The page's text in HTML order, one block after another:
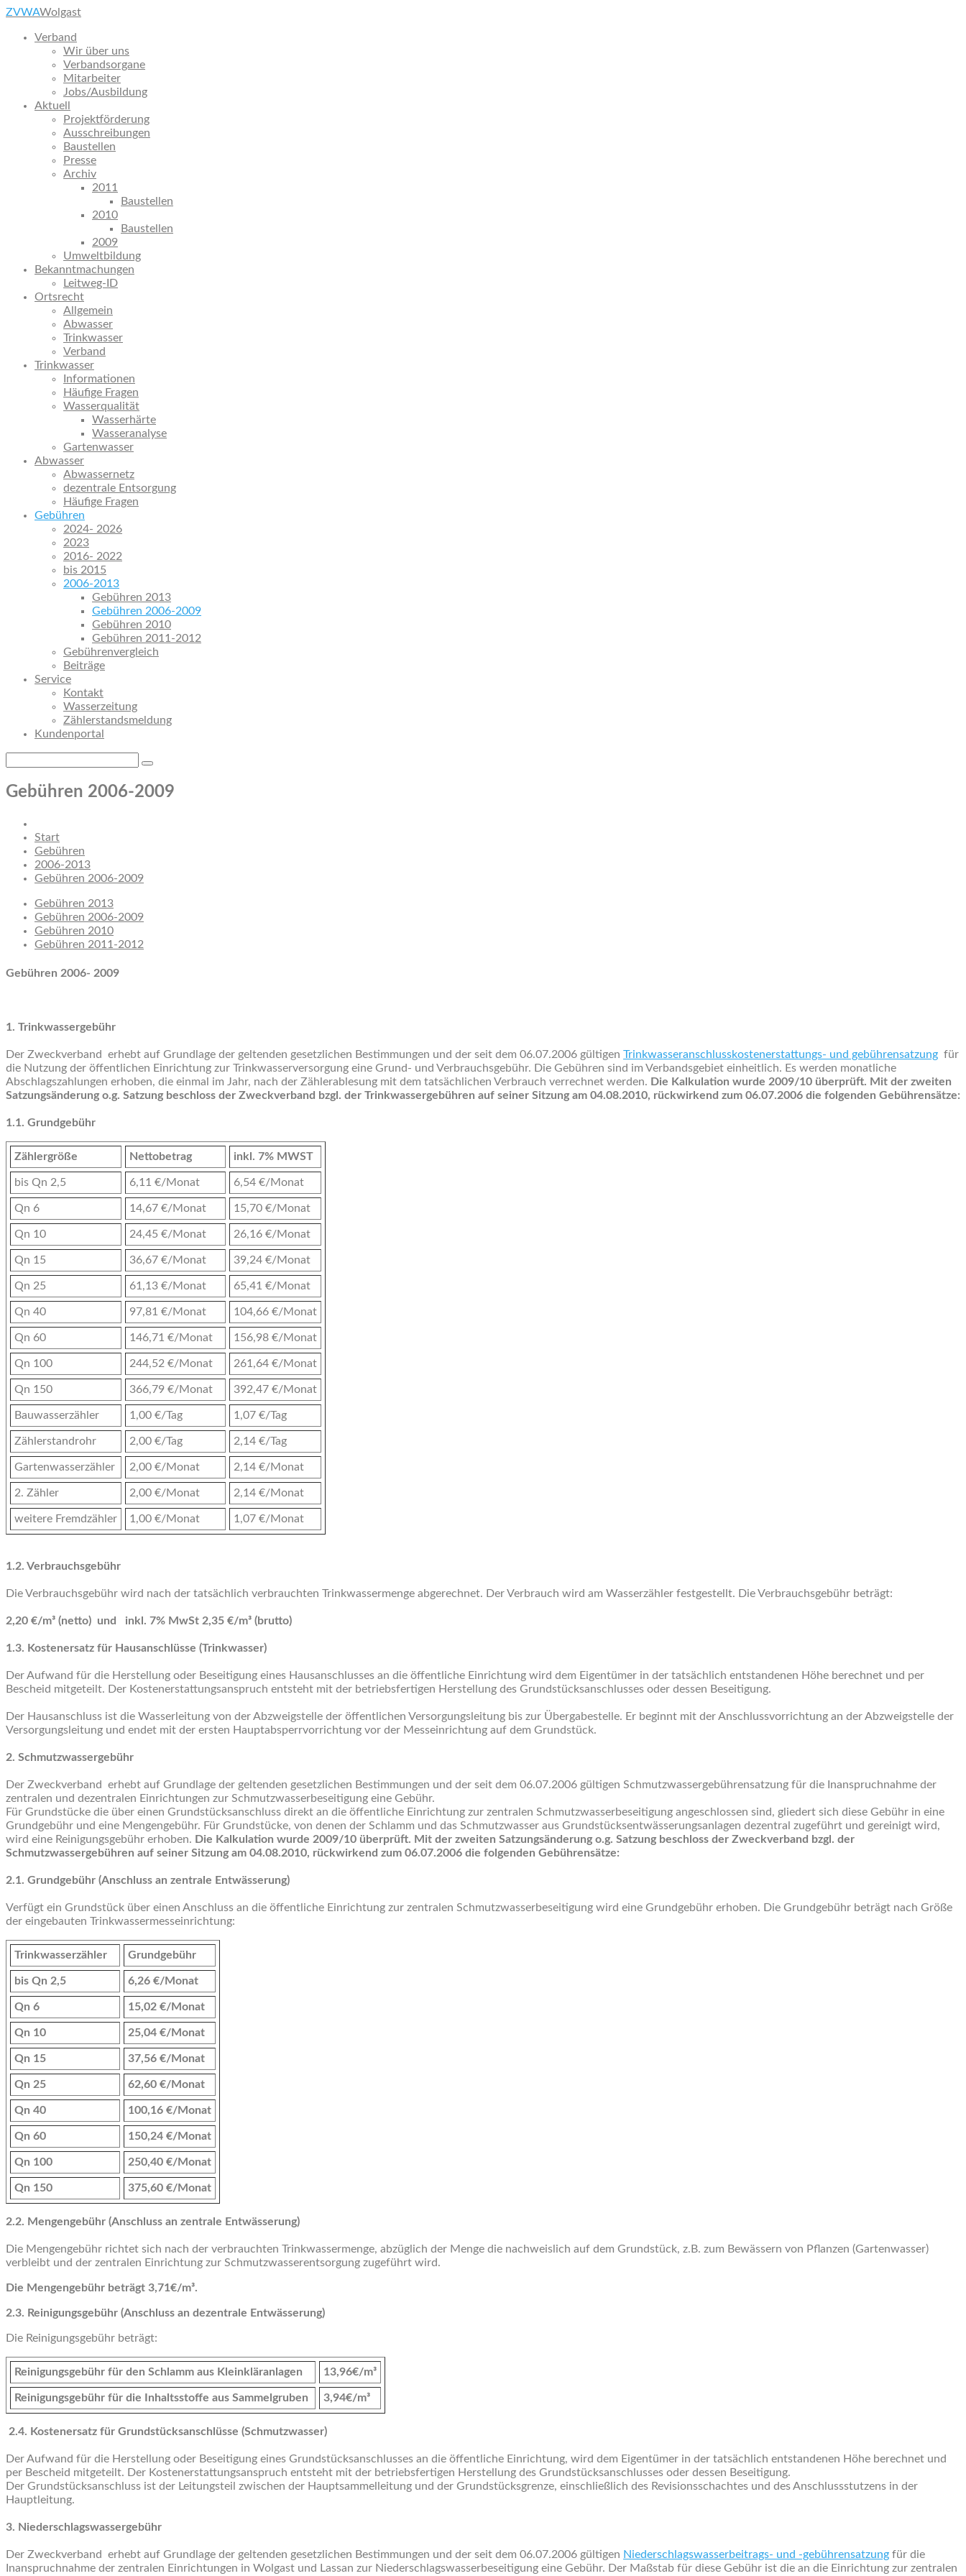
ZVWAWolgast
Verband
Wir über uns
Verbandsorgane
Mitarbeiter
Jobs/Ausbildung
Aktuell
Projektförderung
Ausschreibungen
Baustellen
Presse
Archiv
2011
Baustellen
2010
Baustellen
2009
Umweltbildung
Bekanntmachungen
Leitweg-ID
Ortsrecht
Allgemein
Abwasser
Trinkwasser
Verband
Trinkwasser
Informationen
Häufige Fragen
Wasserqualität
Wasserhärte
Wasseranalyse
Gartenwasser
Abwasser
Abwassernetz
dezentrale Entsorgung
Häufige Fragen
Gebühren
2024- 2026
2023
2016- 2022
bis 2015
2006-2013
Gebühren 2013
Gebühren 2006-2009
Gebühren 2010
Gebühren 2011-2012
Gebührenvergleich
Beiträge
Service
Kontakt
Wasserzeitung
Zählerstandsmeldung
Kundenportal
Gebühren 2006-2009
Start
Gebühren
2006-2013
Gebühren 2006-2009
Gebühren 2013
Gebühren 2006-2009
Gebühren 2010
Gebühren 2011-2012
Gebühren 2006- 2009
1. Trinkwassergebühr
Der Zweckverband erhebt auf Grundlage der geltenden gesetzlichen Bestimmungen und der seit dem 06.07.2006 gültigen Trinkwasseranschlusskostenerstattungs- und gebührensatzung für
die Nutzung der öffentlichen Einrichtung zur Trinkwasserversorgung eine Grund- und Verbrauchsgebühr. Die Gebühren sind im Verbandsgebiet einheitlich. Es werden monatliche
Abschlagszahlungen erhoben, die einmal im Jahr, nach der Zählerablesung mit dem tatsächlichen Verbrauch verrechnet werden. Die Kalkulation wurde 2009/10 überprüft. Mit der zweiten
Satzungsänderung o.g. Satzung beschloss der Zweckverband bzgl. der Trinkwassergebühren auf seiner Sitzung am 04.08.2010, rückwirkend zum 06.07.2006 die folgenden Gebührensätze:
1.1. Grundgebühr
Zählergröße Nettobetrag inkl. 7% MWST
bis Qn 2,5 6,11 €/Monat 6,54 €/Monat
Qn 6 14,67 €/Monat 15,70 €/Monat
Qn 10 24,45 €/Monat 26,16 €/Monat
Qn 15 36,67 €/Monat 39,24 €/Monat
Qn 25 61,13 €/Monat 65,41 €/Monat
Qn 40 97,81 €/Monat 104,66 €/Monat
Qn 60 146,71 €/Monat 156,98 €/Monat
Qn 100 244,52 €/Monat 261,64 €/Monat
Qn 150 366,79 €/Monat 392,47 €/Monat
Bauwasserzähler 1,00 €/Tag 1,07 €/Tag
Zählerstandrohr 2,00 €/Tag 2,14 €/Tag
Gartenwasserzähler 2,00 €/Monat 2,14 €/Monat
2. Zähler 2,00 €/Monat 2,14 €/Monat
weitere Fremdzähler 1,00 €/Monat 1,07 €/Monat
1.2. Verbrauchsgebühr
Die Verbrauchsgebühr wird nach der tatsächlich verbrauchten Trinkwassermenge abgerechnet. Der Verbrauch wird am Wasserzähler festgestellt. Die Verbrauchsgebühr beträgt:
2,20 €/m³ (netto) und inkl. 7% MwSt 2,35 €/m³ (brutto)
1.3. Kostenersatz für Hausanschlüsse (Trinkwasser)
Der Aufwand für die Herstellung oder Beseitigung eines Hausanschlusses an die öffentliche Einrichtung wird dem Eigentümer in der tatsächlich entstandenen Höhe berechnet und per
Bescheid mitgeteilt. Der Kostenerstattungsanspruch entsteht mit der betriebsfertigen Herstellung des Grundstücksanschlusses oder dessen Beseitigung.
Der Hausanschluss ist die Wasserleitung von der Abzweigstelle der öffentlichen Versorgungsleitung bis zur Übergabestelle. Er beginnt mit der Anschlussvorrichtung an der Abzweigstelle der
Versorgungsleitung und endet mit der ersten Hauptabsperrvorrichtung vor der Messeinrichtung auf dem Grundstück.
2. Schmutzwassergebühr
Der Zweckverband erhebt auf Grundlage der geltenden gesetzlichen Bestimmungen und der seit dem 06.07.2006 gültigen Schmutzwassergebührensatzung für die Inanspruchnahme der
zentralen und dezentralen Einrichtungen zur Schmutzwasserbeseitigung eine Gebühr.
Für Grundstücke die über einen Grundstücksanschluss direkt an die öffentliche Einrichtung zur zentralen Schmutzwasserbeseitigung angeschlossen sind, gliedert sich diese Gebühr in eine
Grundgebühr und eine Mengengebühr. Für Grundstücke, von denen der Schlamm und das Schmutzwasser aus Grundstücksentwässerungsanlagen dezentral zugeführt und gereinigt wird,
wird eine Reinigungsgebühr erhoben. Die Kalkulation wurde 2009/10 überprüft. Mit der zweiten Satzungsänderung o.g. Satzung beschloss der Zweckverband bzgl. der
Schmutzwassergebühren auf seiner Sitzung am 04.08.2010, rückwirkend zum 06.07.2006 die folgenden Gebührensätze:
2.1. Grundgebühr (Anschluss an zentrale Entwässerung)
Verfügt ein Grundstück über einen Anschluss an die öffentliche Einrichtung zur zentralen Schmutzwasserbeseitigung wird eine Grundgebühr erhoben. Die Grundgebühr beträgt nach Größe
der eingebauten Trinkwassermesseinrichtung:
Trinkwasserzähler Grundgebühr
bis Qn 2,5 6,26 €/Monat
Qn 6 15,02 €/Monat
Qn 10 25,04 €/Monat
Qn 15 37,56 €/Monat
Qn 25 62,60 €/Monat
Qn 40 100,16 €/Monat
Qn 60 150,24 €/Monat
Qn 100 250,40 €/Monat
Qn 150 375,60 €/Monat
2.2. Mengengebühr (Anschluss an zentrale Entwässerung)
Die Mengengebühr richtet sich nach der verbrauchten Trinkwassermenge, abzüglich der Menge die nachweislich auf dem Grundstück, z.B. zum Bewässern von Pflanzen (Gartenwasser)
verbleibt und der zentralen Einrichtung zur Schmutzwasserentsorgung zugeführt wird.
Die Mengengebühr beträgt 3,71€/m³.
2.3. Reinigungsgebühr (Anschluss an dezentrale Entwässerung)
Die Reinigungsgebühr beträgt:
Reinigungsgebühr für den Schlamm aus Kleinkläranlagen 13,96€/m³
Reinigungsgebühr für die Inhaltsstoffe aus Sammelgruben 3,94€/m³
2.4. Kostenersatz für Grundstücksanschlüsse (Schmutzwasser)
Der Aufwand für die Herstellung oder Beseitigung eines Grundstücksanschlusses an die öffentliche Einrichtung, wird dem Eigentümer in der tatsächlich entstandenen Höhe berechnet und
per Bescheid mitgeteilt. Der Kostenerstattungsanspruch entsteht mit der betriebsfertigen Herstellung des Grundstücksanschlusses oder dessen Beseitigung.
Der Grundstücksanschluss ist der Leitungsteil zwischen der Hauptsammelleitung und der Grundstücksgrenze, einschließlich des Revisionsschachtes und des Anschlussstutzens in der
Hauptleitung.
3. Niederschlagswassergebühr
Der Zweckverband erhebt auf Grundlage der geltenden gesetzlichen Bestimmungen und der seit dem 06.07.2006 gültigen Niederschlagswasserbeitrags- und -gebührensatzung für die
Inanspruchnahme der zentralen Einrichtungen in Wolgast und Lassan zur Niederschlagswasserbeseitigung eine Gebühr. Der Maßstab für diese Gebühr ist die an die Einrichtung zur zentralen